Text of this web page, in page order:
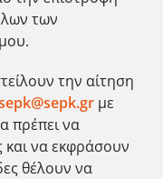
των
την αίτηση
με
πρέπει να
και να εκφράσουν
θέλουν να